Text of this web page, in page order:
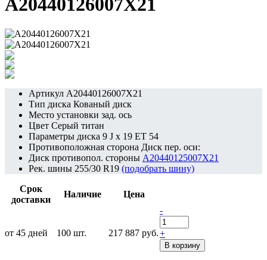
A20440126007X21
Артикул A20440126007X21
Тип диска Кованый диск
Место установки зад. ось
Цвет Серый титан
Параметры диска 9 J x 19 ET 54
Противоположная сторона Диск пер. оси:
Диск противопол. стороны A20440125007X21
Рек. шины 255/30 R19 (подобрать шину)
Срок
доставки
Наличие Цена
от 45 дней 100 шт. 217 887 руб.
-
+
В корзину